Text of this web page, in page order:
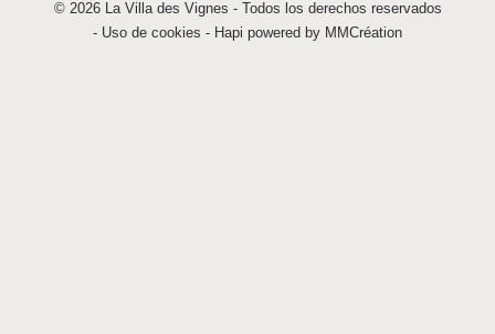
© 2026 La Villa des Vignes - Todos los derechos reservados
- Uso de cookies - Hapi powered by MMCréation